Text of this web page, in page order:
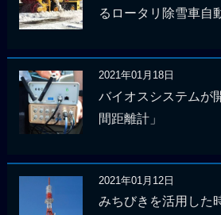
るロータリ除雪車自
2021年01月18日
バイオスシステムが
間距離計」
2021年01月12日
みちびきを活用した